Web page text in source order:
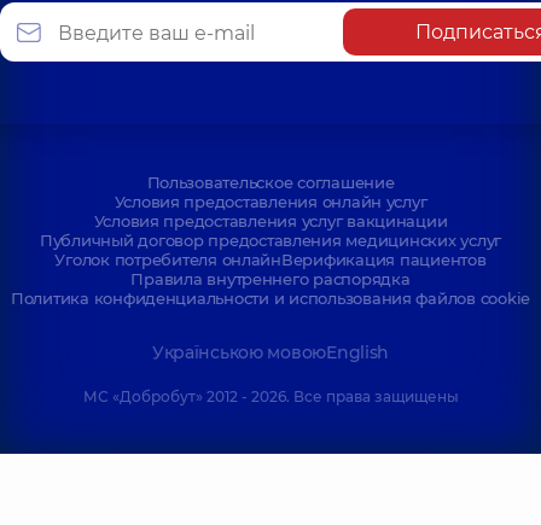
Пользовательское соглашение
Условия предоставления онлайн услуг
Условия предоставления услуг вакцинации
Публичный договор предоставления медицинских услуг
Уголок потребителя онлайнВерификация пациентов
Правила внутреннего распорядка
Политика конфиденциальности и использования файлов cookie
Українською мовоюEnglish
МС «Добробут» 2012 - 2026. Все права защищены